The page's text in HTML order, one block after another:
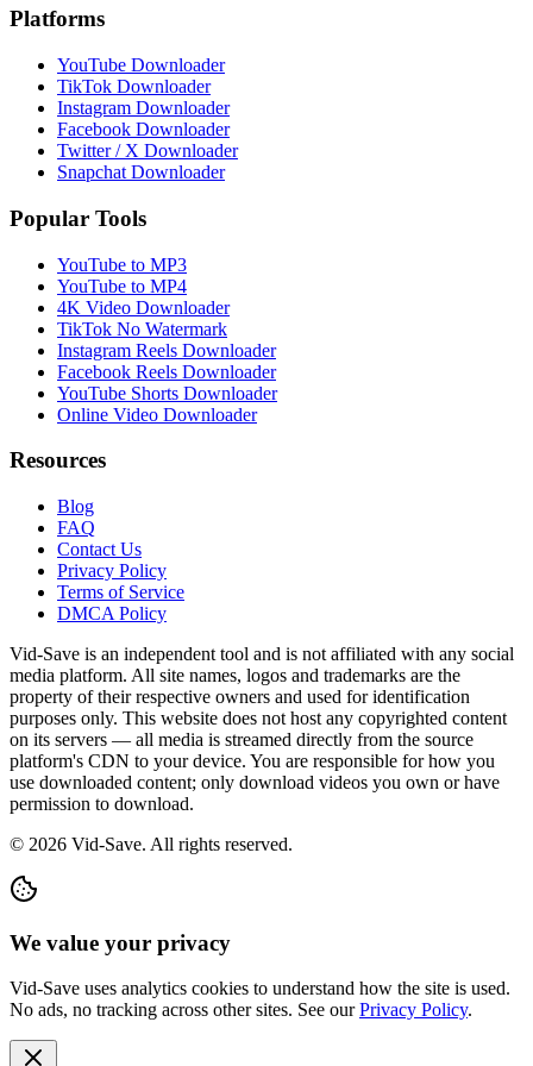
Platforms
YouTube Downloader
TikTok Downloader
Instagram Downloader
Facebook Downloader
Twitter / X Downloader
Snapchat Downloader
Popular Tools
YouTube to MP3
YouTube to MP4
4K Video Downloader
TikTok No Watermark
Instagram Reels Downloader
Facebook Reels Downloader
YouTube Shorts Downloader
Online Video Downloader
Resources
Blog
FAQ
Contact Us
Privacy Policy
Terms of Service
DMCA Policy
Vid-Save is an independent tool and is not affiliated with any social
media platform. All site names, logos and trademarks are the
property of their respective owners and used for identification
purposes only. This website does not host any copyrighted content
on its servers — all media is streamed directly from the source
platform's CDN to your device. You are responsible for how you
use downloaded content; only download videos you own or have
permission to download.
© 2026 Vid-Save. All rights reserved.
We value your privacy
Vid-Save uses analytics cookies to understand how the site is used.
No ads, no tracking across other sites. See ourPrivacy Policy.